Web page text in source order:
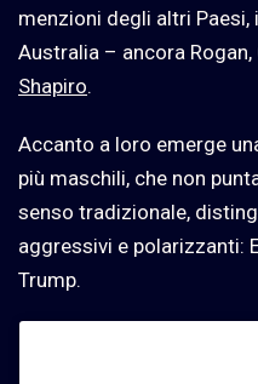
menzioni degli altri Paesi,
Australia – ancora
Shapiro.
Accanto a loro emerge
più maschili, che non
senso tradizionale,
aggressivi e polarizzanti:
Trump.